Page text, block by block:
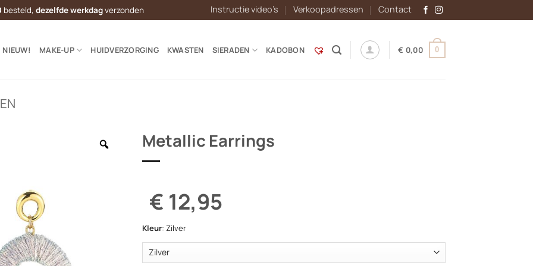
besteld, dezelfde werkdagverzonden Instructie video’s Verkoopadressen Contact
NIEUW! MAKE-UP HUIDVERZORGING KWASTEN SIERADEN KADOBON € 0,00 0
Metallic Earrings
€ 12,95
Kleur: Zilver